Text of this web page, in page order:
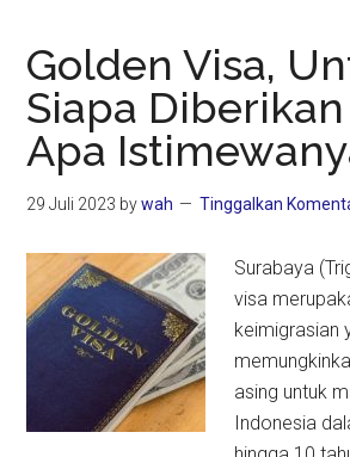
Golden Visa,
Siapa
Apa
29 Juli 2023 bywah Tinggalkan
Surabaya
visa
keimigrasian
asing untuk
Indonesia